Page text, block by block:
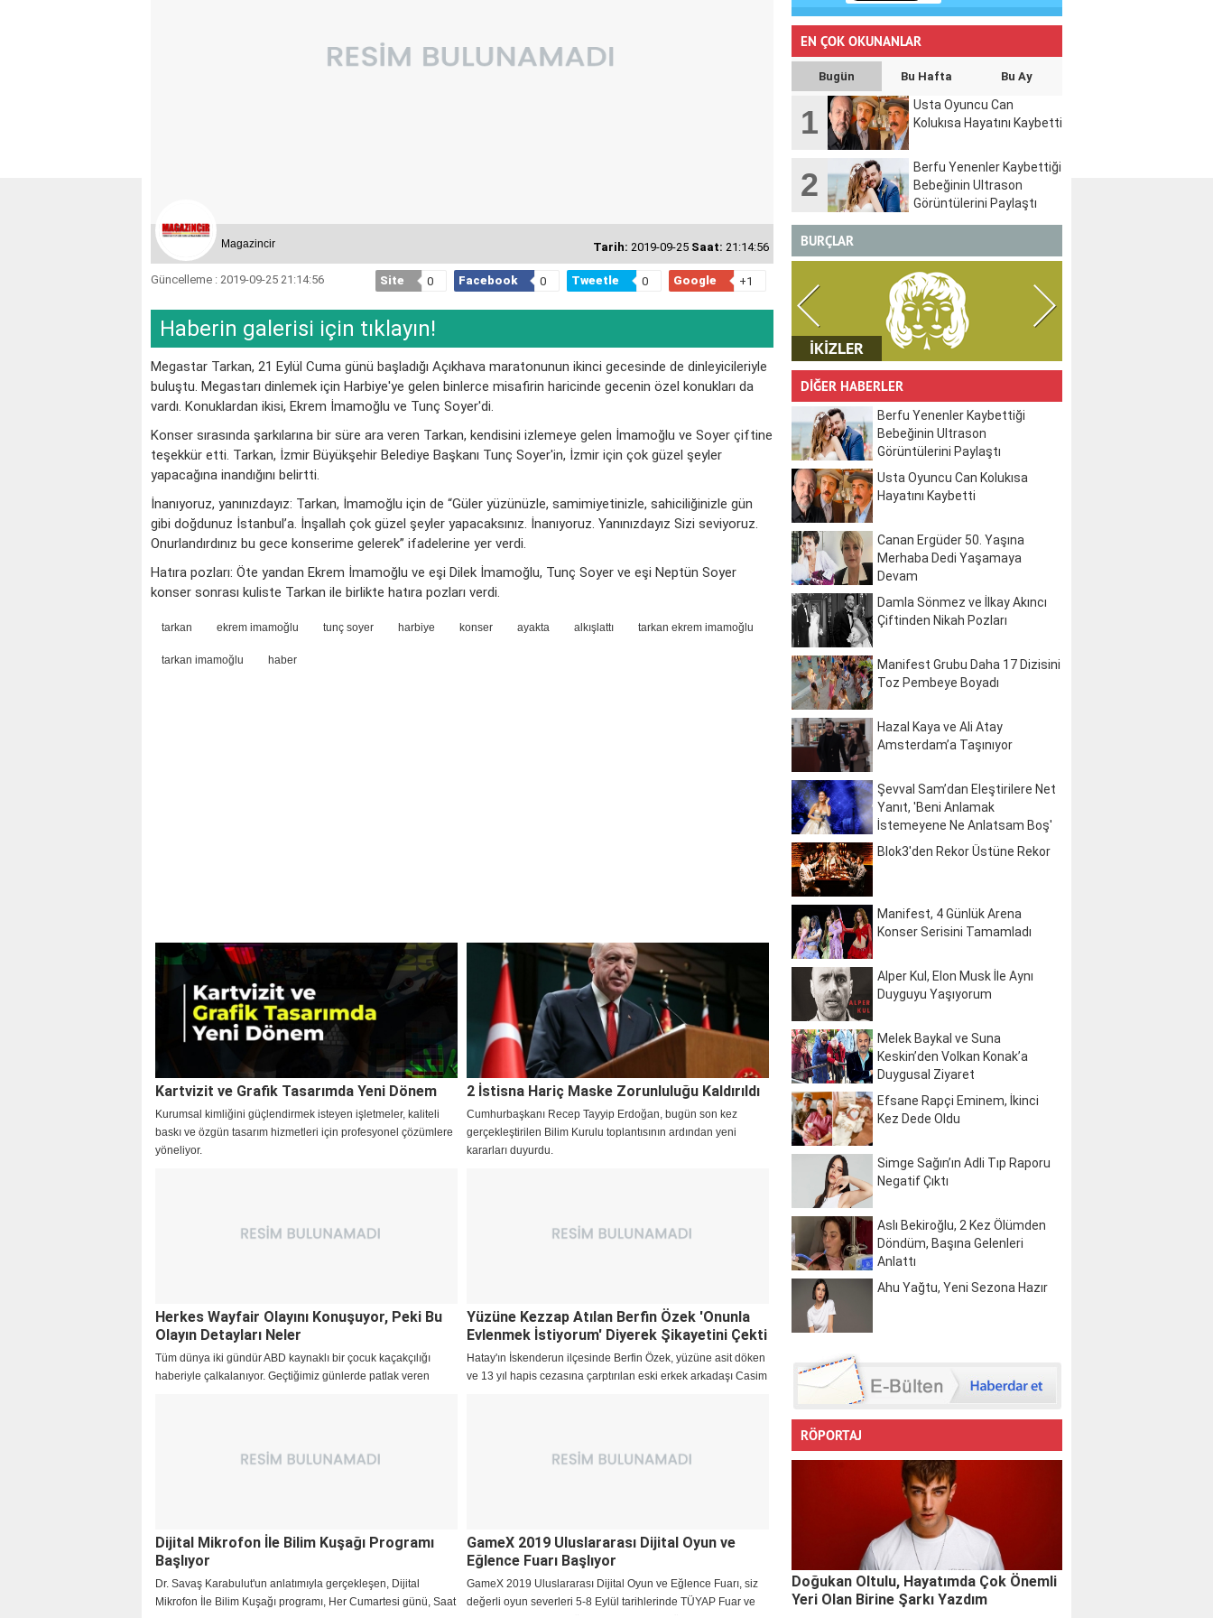
Magazincir Tarih: 2019-09-25 Saat: 21:14:56
Güncelleme : 2019-09-25 21:14:56 Site 0 Facebook 0 Tweetle 0 Google +1
Haberin galerisi için tıklayın!
Megastar Tarkan, 21 Eylül Cuma günü başladığı Açıkhava maratonunun ikinci gecesinde de dinleyicileriyle
buluştu. Megastarı dinlemek için Harbiye'ye gelen binlerce misafirin haricinde gecenin özel konukları da
vardı. Konuklardan ikisi, Ekrem İmamoğlu ve Tunç Soyer'di.
Konser sırasında şarkılarına bir süre ara veren Tarkan, kendisini izlemeye gelen İmamoğlu ve Soyer çiftine
teşekkür etti. Tarkan, İzmir Büyükşehir Belediye Başkanı Tunç Soyer'in, İzmir için çok güzel şeyler
yapacağına inandığını belirtti.
İnanıyoruz, yanınızdayız: Tarkan, İmamoğlu için de “Güler yüzünüzle, samimiyetinizle, sahiciliğinizle gün
gibi doğdunuz İstanbul’a. İnşallah çok güzel şeyler yapacaksınız. İnanıyoruz. Yanınızdayız Sizi seviyoruz.
Onurlandırdınız bu gece konserime gelerek” ifadelerine yer verdi.
Hatıra pozları: Öte yandan Ekrem İmamoğlu ve eşi Dilek İmamoğlu, Tunç Soyer ve eşi Neptün Soyer
konser sonrası kuliste Tarkan ile birlikte hatıra pozları verdi.
tarkan ekrem imamoğlu tunç soyer harbiye konser ayakta alkışlattı tarkan ekrem imamoğlu
tarkan imamoğlu haber
Kartvizit ve Grafik Tasarımda Yeni Dönem
Kurumsal kimliğini güçlendirmek isteyen işletmeler, kaliteli
baskı ve özgün tasarım hizmetleri için profesyonel çözümlere
yöneliyor.
2 İstisna Hariç Maske Zorunluluğu Kaldırıldı
Cumhurbaşkanı Recep Tayyip Erdoğan, bugün son kez
gerçekleştirilen Bilim Kurulu toplantısının ardından yeni
kararları duyurdu.
Herkes Wayfair Olayını Konuşuyor, Peki Bu
Olayın Detayları Neler
Tüm dünya iki gündür ABD kaynaklı bir çocuk kaçakçılığı
haberiyle çalkalanıyor. Geçtiğimiz günlerde patlak veren
Yüzüne Kezzap Atılan Berfin Özek 'Onunla
Evlenmek İstiyorum' Diyerek Şikayetini Çekti
Hatay'ın İskenderun ilçesinde Berfin Özek, yüzüne asit döken
ve 13 yıl hapis cezasına çarptırılan eski erkek arkadaşı Casim
Dijital Mikrofon İle Bilim Kuşağı Programı
Başlıyor
Dr. Savaş Karabulut'un anlatımıyla gerçekleşen, Dijital
Mikrofon İle Bilim Kuşağı programı, Her Cumartesi günü, Saat
GameX 2019 Uluslararası Dijital Oyun ve
Eğlence Fuarı Başlıyor
GameX 2019 Uluslararası Dijital Oyun ve Eğlence Fuarı, siz
değerli oyun severleri 5-8 Eylül tarihlerinde TÜYAP Fuar ve
EN ÇOK OKUNANLAR
Bugün Bu Hafta Bu Ay
1
Usta Oyuncu Can
Kolukısa Hayatını Kaybetti
2
Berfu Yenenler Kaybettiği
Bebeğinin Ultrason
Görüntülerini Paylaştı
BURÇLAR
KOÇ BOĞA İKİZLER
DİĞER HABERLER
Berfu Yenenler Kaybettiği
Bebeğinin Ultrason
Görüntülerini Paylaştı
Usta Oyuncu Can Kolukısa
Hayatını Kaybetti
Canan Ergüder 50. Yaşına
Merhaba Dedi Yaşamaya
Devam
Damla Sönmez ve İlkay Akıncı
Çiftinden Nikah Pozları
Manifest Grubu Daha 17 Dizisini
Toz Pembeye Boyadı
Hazal Kaya ve Ali Atay
Amsterdam’a Taşınıyor
Şevval Sam’dan Eleştirilere Net
Yanıt, 'Beni Anlamak
İstemeyene Ne Anlatsam Boş'
Blok3'den Rekor Üstüne Rekor
Manifest, 4 Günlük Arena
Konser Serisini Tamamladı
Alper Kul, Elon Musk İle Aynı
Duyguyu Yaşıyorum
Melek Baykal ve Suna
Keskin’den Volkan Konak’a
Duygusal Ziyaret
Efsane Rapçi Eminem, İkinci
Kez Dede Oldu
Simge Sağın’ın Adli Tıp Raporu
Negatif Çıktı
Aslı Bekiroğlu, 2 Kez Ölümden
Döndüm, Başına Gelenleri
Anlattı
Ahu Yağtu, Yeni Sezona Hazır
RÖPORTAJ
Doğukan Oltulu, Hayatımda Çok Önemli
Yeri Olan Birine Şarkı Yazdım